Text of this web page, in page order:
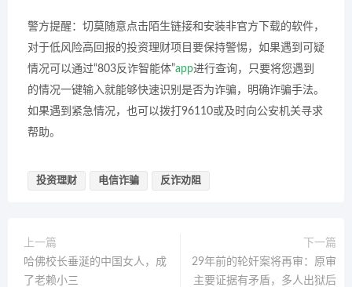
警方提醒：切莫随意点击陌生链接和安装非官方下载的软件，
对于低风险高回报的投资理财项目要保持警惕，如果遇到可疑
情况可以通过“803反诈智能体”app进行查询，只要将您遇到
的情况一键输入就能够快速识别是否为诈骗，明确诈骗手法。
如果遇到紧急情况，也可以拨打96110或及时向公安机关寻求
帮助。
投资理财 电信诈骗 反诈劝阻
上一篇
哈佛校长垂涎的中国女人，成
了老赖小三
下一篇
29年前的轮奸案将再审：原审
主要证据有矛盾，多人出狱后